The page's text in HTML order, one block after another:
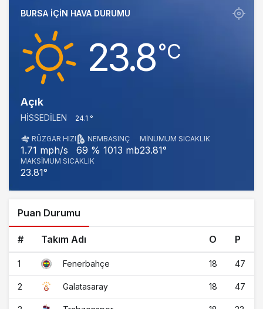
BURSA IÇIN HAVA DURUMU
23.8‎°C
Açık
HISSEDILEN 24.1 °
RÜZGAR HIZI
1.71 mph/s
NEM
69 %
BASINÇ
1013 mb
MINUMUM SICAKLIK
23.81°
MAKSIMUM SICAKLIK
23.81°
Puan Durumu
# Takım Adı O P
1 Fenerbahçe 18 47
2 Galatasaray 18 47